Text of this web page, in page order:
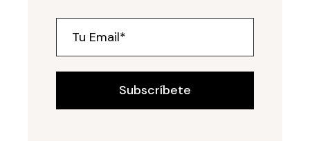
Subscríbete